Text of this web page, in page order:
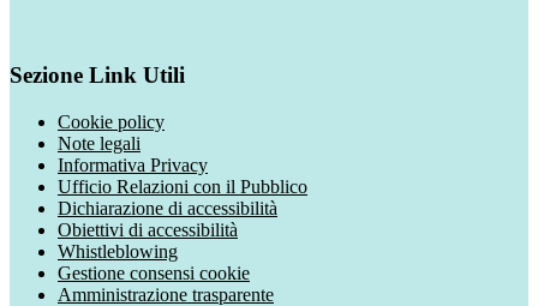
Sezione Link Utili
Cookie policy
Note legali
Informativa Privacy
Ufficio Relazioni con il Pubblico
Dichiarazione di accessibilità
Obiettivi di accessibilità
Whistleblowing
Gestione consensi cookie
Amministrazione trasparente